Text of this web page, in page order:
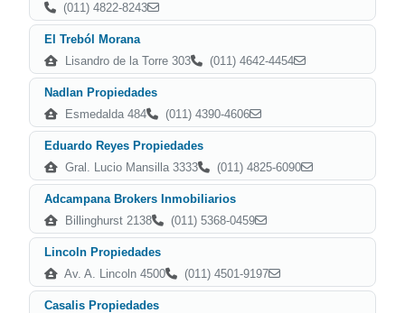
(011) 4822-8243
El Treból Morana
Lisandro de la Torre 303
(011) 4642-4454
Nadlan Propiedades
Esmedalda 484
(011) 4390-4606
Eduardo Reyes Propiedades
Gral. Lucio Mansilla 3333
(011) 4825-6090
Adcampana Brokers Inmobiliarios
Billinghurst 2138
(011) 5368-0459
Lincoln Propiedades
Av. A. Lincoln 4500
(011) 4501-9197
Casalis Propiedades